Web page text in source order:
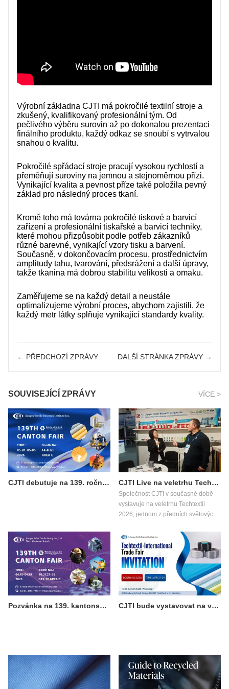
Výrobní základna CJTI má pokročilé textilní stroje a
zkušený, kvalifikovaný profesionální tým. Od
pečlivého výběru surovin až po dokonalou prezentaci
finálního produktu, každý odkaz se snoubí s vytrvalou
snahou o kvalitu.
Pokročilé spřádací stroje pracují vysokou rychlostí a
přeměňují suroviny na jemnou a stejnoměrnou přízi.
Vynikající kvalita a pevnost příze také položila pevný
základ pro následný proces tkaní.
Kromě toho má továrna pokročilé tiskové a barvicí
zařízení a profesionální tiskařské a barvicí techniky,
které mohou přizpůsobit podle potřeb zákazníků
různé barevné, vynikající vzory tisku a barvení.
Současně, v dokončovacím procesu, prostřednictvím
amplitudy tahu, tvarování, předsrážení a další úpravy,
takže tkanina má dobrou stabilitu velikosti a omaku.
Zaměřujeme se na každý detail a neustále
optimalizujeme výrobní proces, abychom zajistili, že
každý metr látky splňuje vynikající standardy kvality.
← PŘEDCHOZÍ ZPRÁVY DALŠÍ STRÁNKA ZPRÁVY →
SOUVISEJÍCÍ ZPRÁVY VÍCE >
CJTI debutuje na 139. ročníku kantonského veletrhu, fáze 3: Přináší funkční textilní inovace globálním kupujícím CJTI Live na veletrhu Techtextil 2026: Představení inovací ve funkčních textiliích
Společnost CJTI v současné době
vystavuje na veletrhu Techtextil
2026, jednom z předních světových
netkaných textilií, který se koná od
21. do 24. dubna 2026 ve Frankfurtu
nad Mohanem.
Pozvánka na 139. kantonský veletrh: Objevte profesionální ochranné pracovní oděvy od CJTI CJTI bude vystavovat na veletrhu Techtextil 2026 ve Frankfurtu